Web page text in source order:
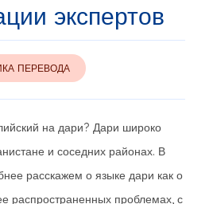
экспертов
ПЕРЕВОДА
на дари? Дари широко
и соседних районах. В
расскажем о языке дари как о
распространенных проблемах, с